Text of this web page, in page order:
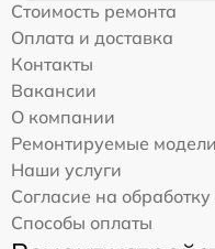
Стоимость ремонта
Оплата и доставка
Контакты
Вакансии
О компании
Ремонтируемые модели
Наши услуги
Согласие на
Способы оплаты